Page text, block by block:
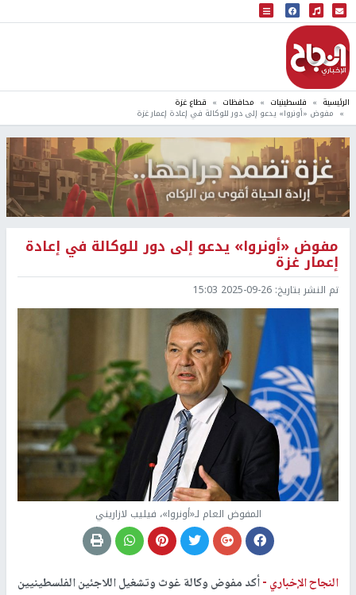
البث المباشر
إذاعة النجاح
الرئيسية فلسطينيات محافظات قطاع غزة
مفوض «أونروا» يدعو إلى دور للوكالة في إعادة إعمار غزة
مفوض «أونروا» يدعو إلى دور للوكالة في إعادة
إعمار غزة
تم النشر بتاريخ: 2025-09-26 15:03
المفوض العام لـ«أونروا»، فيليب لازاريني
النجاح الإخباري -أكد مفوض وكالة غوث وتشغيل اللاجئين الفلسطينيين